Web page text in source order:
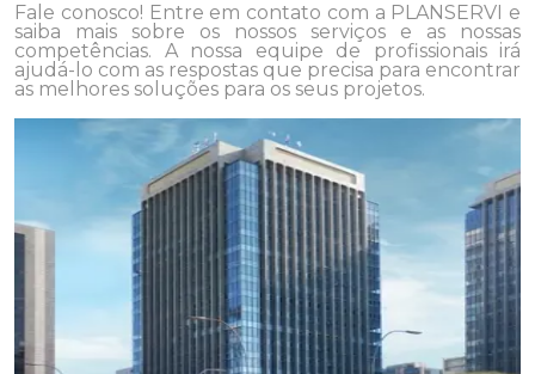
Fale conosco! Entre em contato com a PLANSERVI e
saiba mais sobre os nossos serviços e as nossas
competências. A nossa equipe de profissionais irá
ajudá-lo com as respostas que precisa para encontrar
as melhores soluções para os seus projetos.